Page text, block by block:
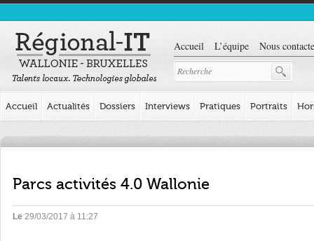
Accueil L’équipe Nous
Accueil Actualités Dossiers Interviews Pratiques Portraits
Parcs activités 4.0 Wallonie
Le 29/03/2017 à 11:27